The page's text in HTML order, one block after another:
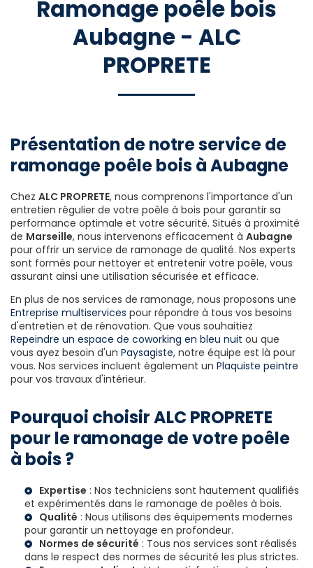
Ramonage poêle bois
Aubagne - ALC
PROPRETE
Présentation de notre service de
ramonage poêle bois à Aubagne
Chez ALC PROPRETE, nous comprenons l'importance d'un
entretien régulier de votre poêle à bois pour garantir sa
performance optimale et votre sécurité. Situés à proximité
de Marseille, nous intervenons efficacement à Aubagne
pour offrir un service de ramonage de qualité. Nos experts
sont formés pour nettoyer et entretenir votre poêle, vous
assurant ainsi une utilisation sécurisée et efficace.
En plus de nos services de ramonage, nous proposons une
Entreprise multiservices pour répondre à tous vos besoins
d'entretien et de rénovation. Que vous souhaitiez
Repeindre un espace de coworking en bleu nuit ou que
vous ayez besoin d'un Paysagiste, notre équipe est là pour
vous. Nos services incluent également un Plaquiste peintre
pour vos travaux d'intérieur.
Pourquoi choisir ALC PROPRETE
pour le ramonage de votre poêle
à bois ?
Expertise : Nos techniciens sont hautement qualifiés
et expérimentés dans le ramonage de poêles à bois.
Qualité : Nous utilisons des équipements modernes
pour garantir un nettoyage en profondeur.
Normes de sécurité : Tous nos services sont réalisés
dans le respect des normes de sécurité les plus strictes.